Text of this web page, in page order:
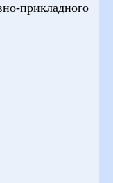
прикладного